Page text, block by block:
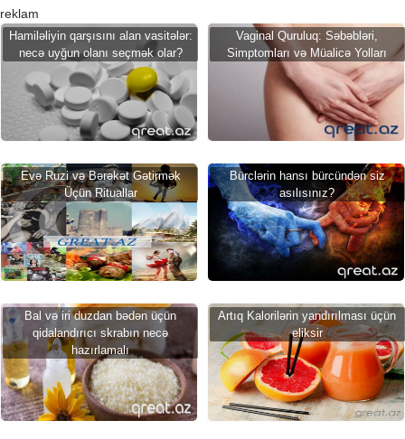
reklam
Hamiləliyin qarşısını alan vasitələr:
necə uyğun olanı seçmək olar?
Vaginal Quruluq: Səbəbləri,
Simptomları və Müalicə Yolları
Evə Ruzi və Bərəkət Gətirmək
Üçün Rituallar
Bürclərin hansı bürcündən siz
asılısınız?
Bal və iri duzdan bədən üçün
qidalandırıcı skrabın necə
hazırlamalı
Artıq Kalorilərin yandırılması üçün
eliksir